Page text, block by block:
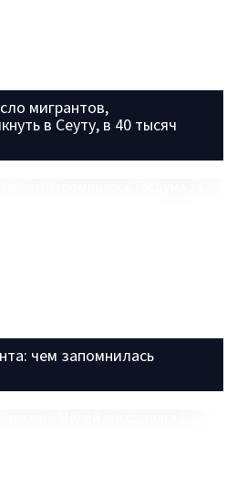
мигрантов,
в Сеуту, в 40 тысяч
чем запомнилась